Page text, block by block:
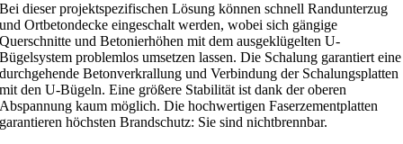
Bei dieser projektspezifischen Lösung können schnell Randunterzug
und Ortbetondecke eingeschalt werden, wobei sich gängige
Querschnitte und Betonierhöhen mit dem ausgeklügelten U-
Bügelsystem problemlos umsetzen lassen. Die Schalung garantiert eine
durchgehende Betonverkrallung und Verbindung der Schalungsplatten
mit den U-Bügeln. Eine größere Stabilität ist dank der oberen
Abspannung kaum möglich. Die hochwertigen Faserzementplatten
garantieren höchsten Brandschutz: Sie sind nichtbrennbar.